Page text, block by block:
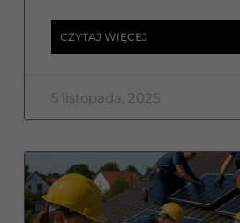
CZYTAJ WIĘCEJ
5 listopada, 2025